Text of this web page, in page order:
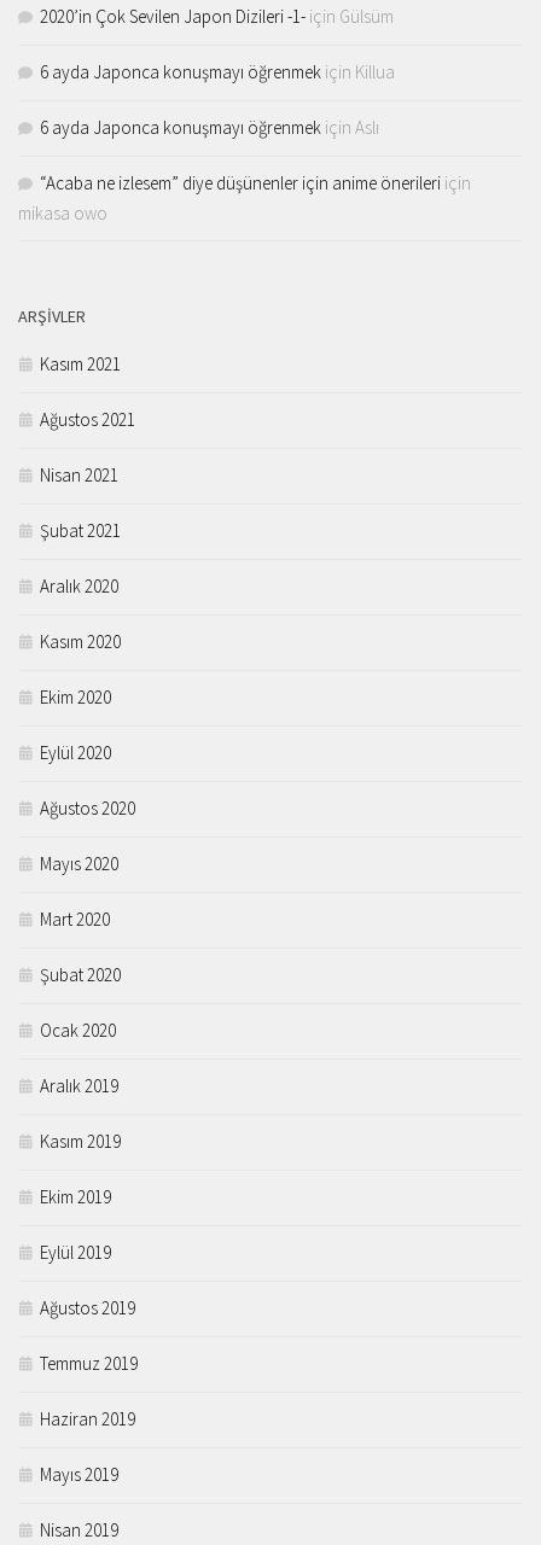
2020’in Çok Sevilen Japon Dizileri -1- için Gülsüm
6 ayda Japonca konuşmayı öğrenmek için Killua
6 ayda Japonca konuşmayı öğrenmek için Aslı
“Acaba ne izlesem” diye düşünenler için anime önerileri için
mikasa owo
ARŞIVLER
Kasım 2021
Ağustos 2021
Nisan 2021
Şubat 2021
Aralık 2020
Kasım 2020
Ekim 2020
Eylül 2020
Ağustos 2020
Mayıs 2020
Mart 2020
Şubat 2020
Ocak 2020
Aralık 2019
Kasım 2019
Ekim 2019
Eylül 2019
Ağustos 2019
Temmuz 2019
Haziran 2019
Mayıs 2019
Nisan 2019